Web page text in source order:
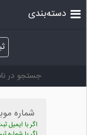
دسته‌بندی
شماره
اگر با ایمیل